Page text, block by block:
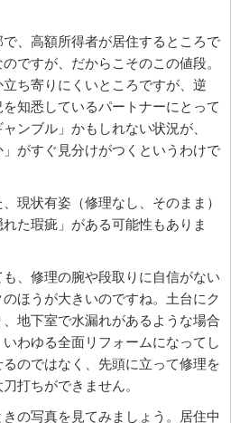
、高額所得者が居住するところで
ですが、だからこそのこの値段。
ち寄りにくいところですが、逆
知悉しているパートナーにとって
ンブル」かもしれない状況が、
」がすぐ見分けがつくというわけで
現状有姿（修理なし、そのまま）
た瑕疵」がある可能性もありま
、修理の腕や段取りに自信がない
ほうが大きいのですね。土台にク
地下室で水漏れがあるような場合
わゆる全面リフォームになってし
のではなく、先頭に立って修理を
打ちができません。
の写真を見てみましょう。居住中